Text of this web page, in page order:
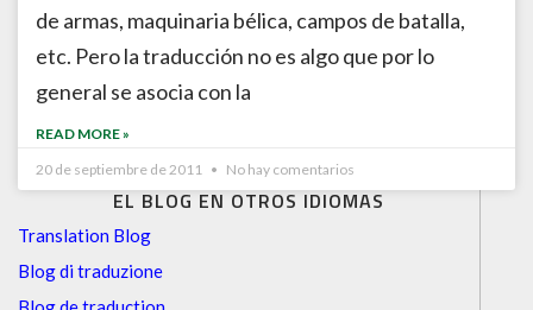
EL BLOG EN OTROS IDIOMAS
Translation Blog
Blog di traduzione
de armas, maquinaria bélica, campos de batalla,
etc. Pero la traducción no es algo que por lo
general se asocia con la
READ MORE »
20 de septiembre de 2011
No hay comentarios